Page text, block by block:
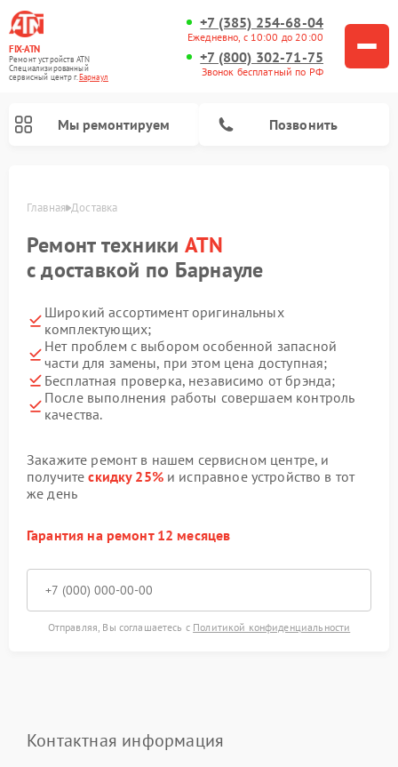
FIX-ATN
Ремонт устройств ATN
Специализированный
cервисный центр г.Барнаул
+7 (385) 254-68-04
Ежедневно, с 10:00 до 20:00
+7 (800) 302-71-75
Звонок бесплатный по РФ
Мы ремонтируем Позвонить
Главная Доставка
Ремонт техники ATN
с доставкой по Барнауле
Широкий ассортимент оригинальных
комплектующих;
Нет проблем с выбором особенной запасной
части для замены, при этом цена доступная;
Бесплатная проверка, независимо от брэнда;
После выполнения работы совершаем контроль
качества.
Закажите ремонт в нашем сервисном центре, и
получитескидку 25%и исправное устройство в тот
же день
Гарантия на ремонт 12 месяцев
Отправляя, Вы соглашаетесь с Политикой конфиденциальности
Контактная информация